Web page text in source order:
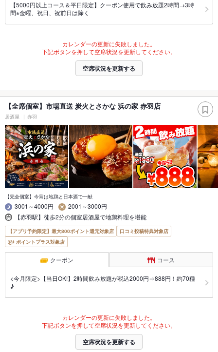
【5000円以上コース＆平日限定】クーポン使用で飲み放題2時間→3時
間※金曜、祝日、祝前日は除く
カレンダーの更新に失敗しました。
下記ボタンを押して空席状況を更新してください。
空席状況を更新する
【全席個室】市場直送 炭火とさかな 浜の家 赤羽店
居酒屋 赤羽
【完全個室】今宵は地鶏と日本酒で一献
3001～4000円
2001～3000円
【赤羽駅】徒歩2分の個室居酒屋で地鶏料理を堪能
【アプリ予約限定】最大800ポイント還元対象店
口コミ投稿特典対象店
ポイントプラス対象店
クーポン コース
<今月限定>【当日OK!】2時間飲み放題が税込2000円⇒888円！約70種
♪
カレンダーの更新に失敗しました。
下記ボタンを押して空席状況を更新してください。
空席状況を更新する